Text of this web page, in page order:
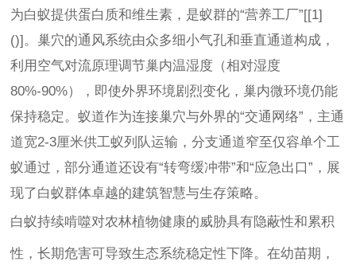
为白蚁提供蛋白质和维生素，是蚁群的“营养工厂”[[1]
()]。巢穴的通风系统由众多细小气孔和垂直通道构成，
利用空气对流原理调节巢内温湿度（相对湿度
80%-90%），即使外界环境剧烈变化，巢内微环境仍能
保持稳定。蚁道作为连接巢穴与外界的“交通网络”，主通
道宽2-3厘米供工蚁列队运输，分支通道窄至仅容单个工
蚁通过，部分通道还设有“转弯缓冲带”和“应急出口”，展
现了白蚁群体卓越的建筑智慧与生存策略。
白蚁持续啃噬对农林植物健康的威胁具有隐蔽性和累积
性，长期危害可导致生态系统稳定性下降。在幼苗期，